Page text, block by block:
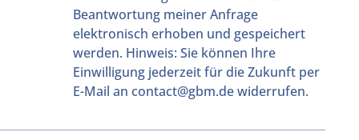
Beantwortung meiner Anfrage
elektronisch erhoben und gespeichert
werden. Hinweis: Sie können Ihre
Einwilligung jederzeit für die Zukunft per
E-Mail an contact@gbm.de widerrufen.